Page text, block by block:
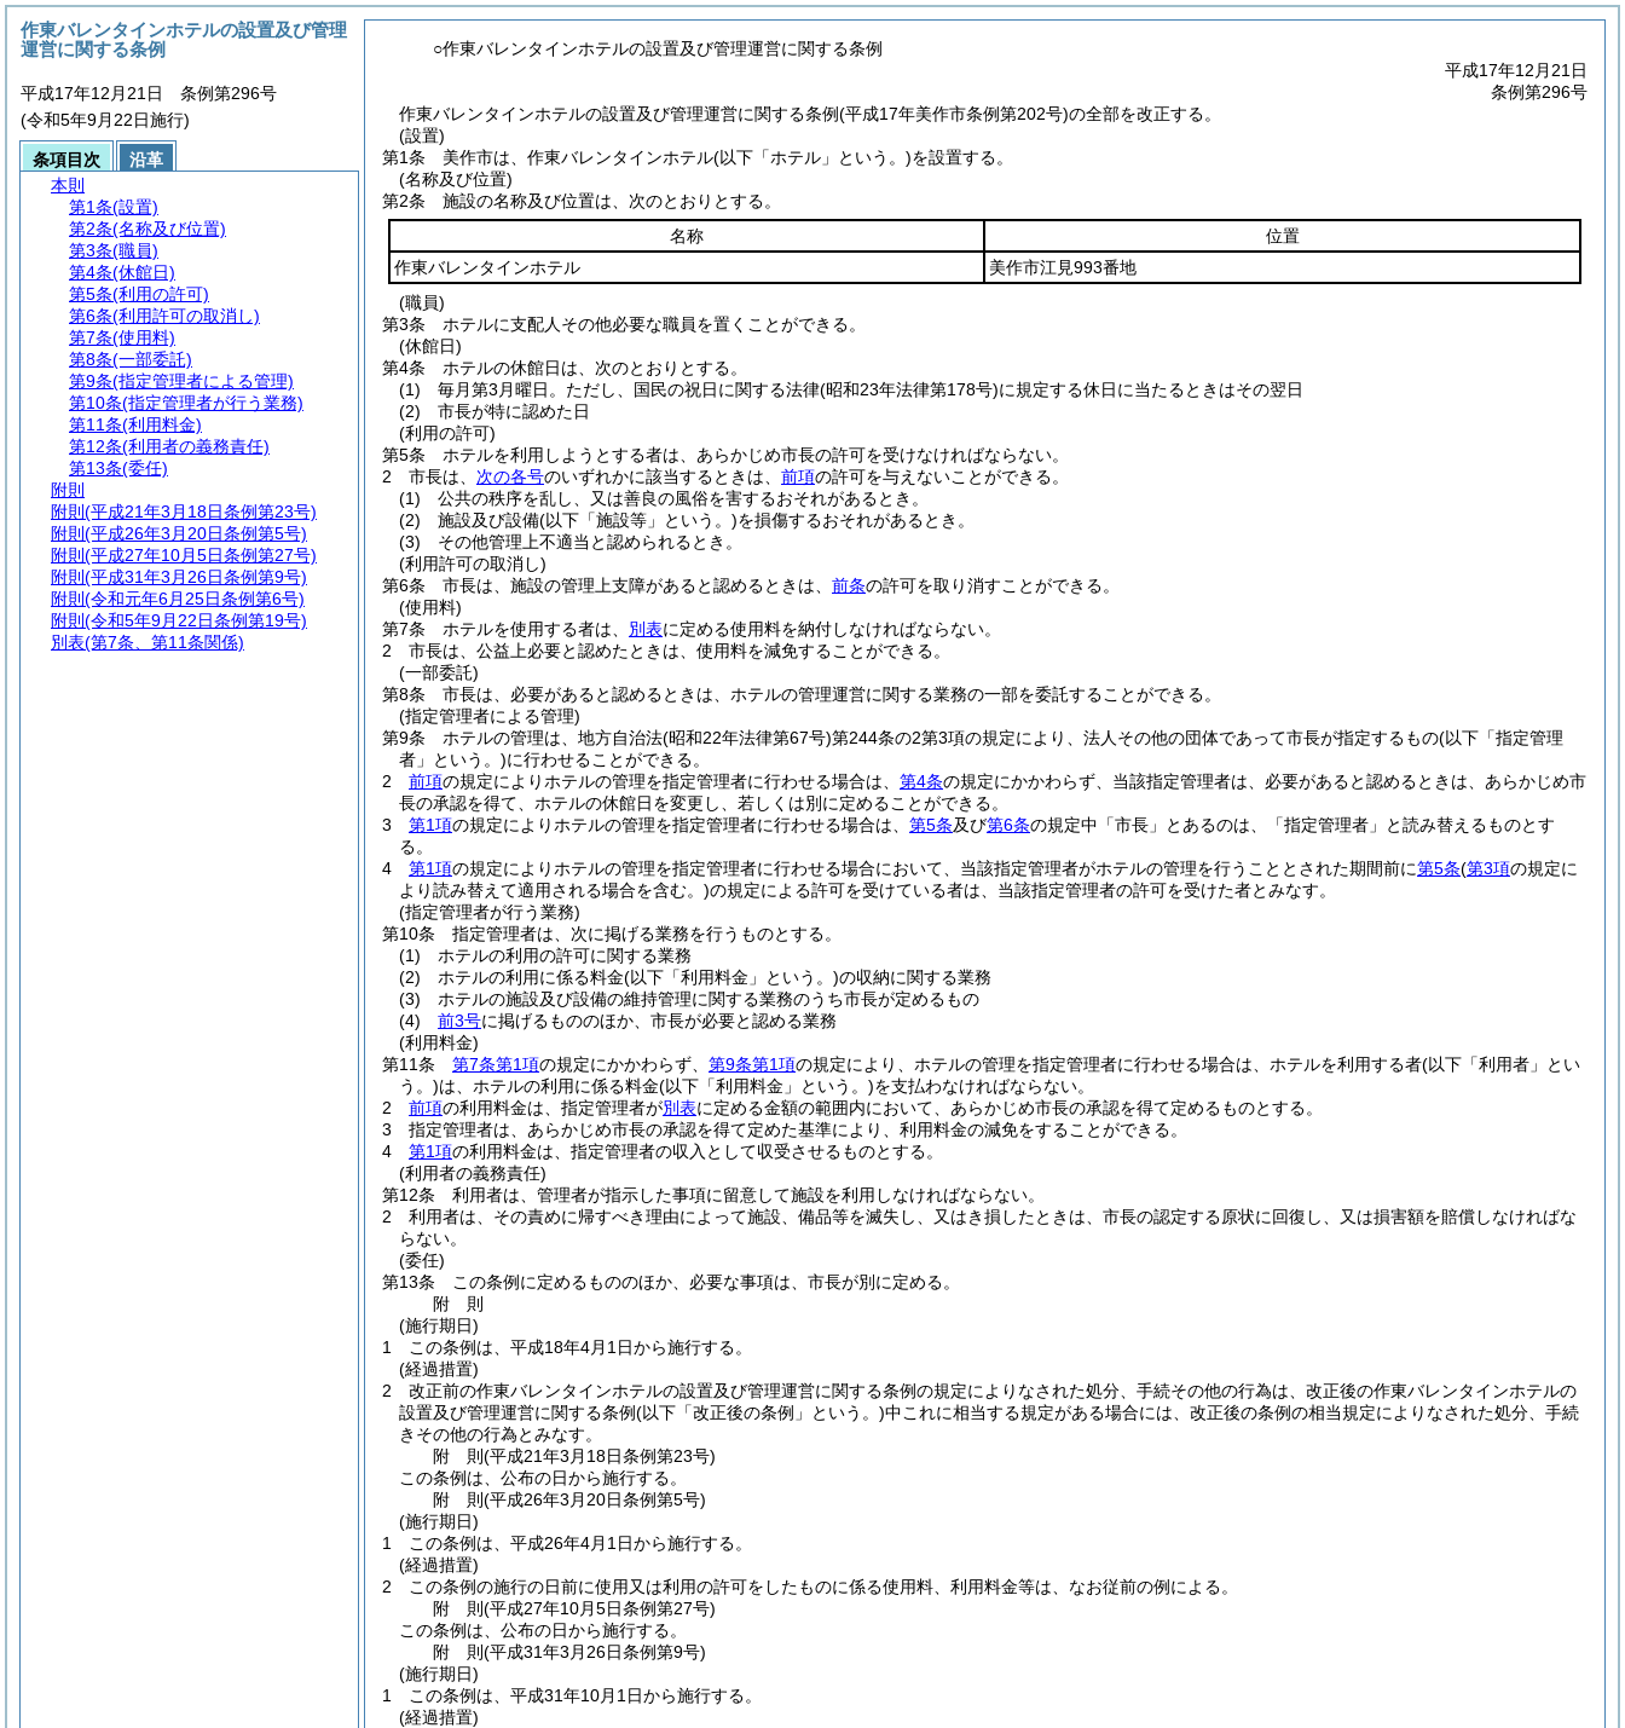
○作東バレンタインホテルの設置及び管理運営に関する条例
平成17年12月21日
条例第296号
作東バレンタインホテルの設置及び管理運営に関する条例(平成17年美作市条例第202号)の全部を改正する。
(設置)
第1条
美作市は、作東バレンタインホテル(以下「ホテル」という。)を設置する。
(名称及び位置)
第2条
施設の名称及び位置は、次のとおりとする。
名称
位置
作東バレンタインホテル
美作市江見993番地
(職員)
第3条
ホテルに支配人その他必要な職員を置くことができる。
(休館日)
第4条
ホテルの休館日は、次のとおりとする。
(1)
毎月第3月曜日。 ただし、国民の祝日に関する法律(昭和23年法律第178号)に規定する休日に当たるときはその翌日
(2)
市長が特に認めた日
(利用の許可)
第5条
ホテルを利用しようとする者は、あらかじめ市長の許可を受けなければならない。
2
市長は、 次の各号のいずれかに該当するときは、 前項の許可を与えないことができる。
(1)
公共の秩序を乱し、又は善良の風俗を害するおそれがあるとき。
(2)
施設及び設備(以下「施設等」という。)を損傷するおそれがあるとき。
(3)
その他管理上不適当と認められるとき。
(利用許可の取消し)
第6条
市長は、施設の管理上支障があると認めるときは、 前条の許可を取り消すことができる。
(使用料)
第7条
ホテルを使用する者は、 別表に定める使用料を納付しなければならない。
2
市長は、公益上必要と認めたときは、使用料を減免することができる。
(一部委託)
第8条
市長は、必要があると認めるときは、ホテルの管理運営に関する業務の一部を委託することができる。
(指定管理者による管理)
第9条
ホテルの管理は、地方自治法(昭和22年法律第67号)第244条の2第3項の規定により、法人その他の団体であって市長が指定するもの(以下「指定管理
者」という。)に行わせることができる。
2
前項の規定によりホテルの管理を指定管理者に行わせる場合は、 第4条の規定にかかわらず、当該指定管理者は、必要があると認めるときは、あらかじめ市
長の承認を得て、ホテルの休館日を変更し、若しくは別に定めることができる。
3
第1項の規定によりホテルの管理を指定管理者に行わせる場合は、 第5条及び第6条の規定中「市長」とあるのは、「指定管理者」と読み替えるものとす
る。
4
第1項の規定によりホテルの管理を指定管理者に行わせる場合において、当該指定管理者がホテルの管理を行うこととされた期間前に第5条(第3項の規定に
より読み替えて適用される場合を含む。)の規定による許可を受けている者は、当該指定管理者の許可を受けた者とみなす。
(指定管理者が行う業務)
第10条
指定管理者は、次に掲げる業務を行うものとする。
(1)
ホテルの利用の許可に関する業務
(2)
ホテルの利用に係る料金(以下「利用料金」という。)の収納に関する業務
(3)
ホテルの施設及び設備の維持管理に関する業務のうち市長が定めるもの
(4)
前3号に掲げるもののほか、市長が必要と認める業務
(利用料金)
第11条
第7条第1項の規定にかかわらず、 第9条第1項の規定により、ホテルの管理を指定管理者に行わせる場合は、ホテルを利用する者(以下「利用者」とい
う。)は、ホテルの利用に係る料金(以下「利用料金」という。)を支払わなければならない。
2
前項の利用料金は、指定管理者が別表に定める金額の範囲内において、あらかじめ市長の承認を得て定めるものとする。
3
指定管理者は、あらかじめ市長の承認を得て定めた基準により、利用料金の減免をすることができる。
4
第1項の利用料金は、指定管理者の収入として収受させるものとする。
(利用者の義務責任)
第12条
利用者は、管理者が指示した事項に留意して施設を利用しなければならない。
2
利用者は、その責めに帰すべき理由によって施設、備品等を滅失し、又はき損したときは、市長の認定する原状に回復し、又は損害額を賠償しなければな
らない。
(委任)
第13条
この条例に定めるもののほか、必要な事項は、市長が別に定める。
附 則
(施行期日)
1
この条例は、平成18年4月1日から施行する。
(経過措置)
2
改正前の作東バレンタインホテルの設置及び管理運営に関する条例の規定によりなされた処分、手続その他の行為は、改正後の作東バレンタインホテルの
設置及び管理運営に関する条例(以下「改正後の条例」という。)中これに相当する規定がある場合には、改正後の条例の相当規定によりなされた処分、手続
きその他の行為とみなす。
附 則(平成21年3月18日条例第23号)
この条例は、公布の日から施行する。
附 則(平成26年3月20日条例第5号)
(施行期日)
1
この条例は、平成26年4月1日から施行する。
(経過措置)
2
この条例の施行の日前に使用又は利用の許可をしたものに係る使用料、利用料金等は、なお従前の例による。
附 則(平成27年10月5日条例第27号)
この条例は、公布の日から施行する。
附 則(平成31年3月26日条例第9号)
(施行期日)
1
この条例は、平成31年10月1日から施行する。
(経過措置)
作東バレンタインホテルの設置及び管理
運営に関する条例
平成17年12月21日 条例第296号
(令和5年9月22日施行)
条項目次
沿革
本則
第1条(設置)
第2条(名称及び位置)
第3条(職員)
第4条(休館日)
第5条(利用の許可)
第6条(利用許可の取消し)
第7条(使用料)
第8条(一部委託)
第9条(指定管理者による管理)
第10条(指定管理者が行う業務)
第11条(利用料金)
第12条(利用者の義務責任)
第13条(委任)
附則
附則 (平成21年3月18日条例第23号)
附則 (平成26年3月20日条例第5号)
附則 (平成27年10月5日条例第27号)
附則 (平成31年3月26日条例第9号)
附則 (令和元年6月25日条例第6号)
附則 (令和5年9月22日条例第19号)
別表(第7条、第11条関係)